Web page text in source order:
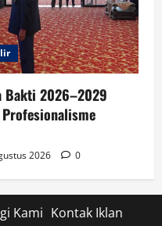
Bakti 2026–2029
2026 0
Kami Kontak Iklan